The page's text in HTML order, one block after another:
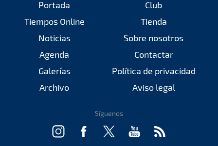
Portada
Tiempos Online
Noticias
Agenda
Galerías
Archivo
Club
Tienda
Sobre nosotros
Contactar
Política de privacidad
Aviso legal
Síguenos